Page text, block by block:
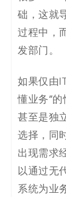
础，这就
过程中，
发部门。
如果仅由
懂业务”
甚至是独
选择，同
出现需求
以通过无
系统为业